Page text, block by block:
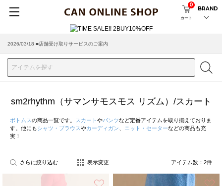
カート
0
BRAND
2026/03/18 ■店舗受け取りサービスのご案内
sm2rhythm（サマンサモスモス リズム）/スカート
ボトムスの商品一覧です。 スカート やパンツなど定番アイテムを取り揃えておりま
す。他にもシャツ・ブラウスやカーディガン ニット・セーターなどの商品も充
実！
さらに絞り込む 表示変更 アイテム数： 2件